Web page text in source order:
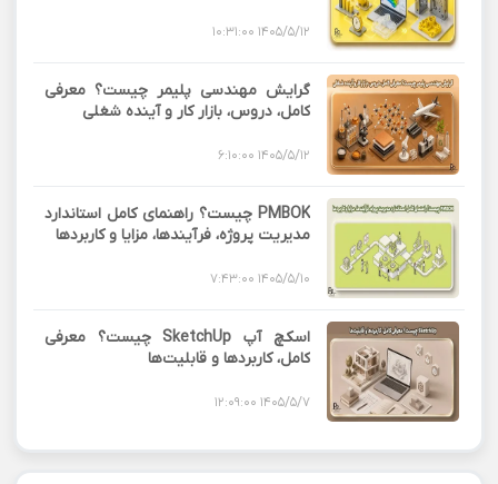
1405/5/12 10:31:00
گرایش مهندسی پلیمر چیست؟ معرفی
کامل، دروس، بازار کار و آینده شغلی
1405/5/12 6:10:00
PMBOK چیست؟ راهنمای کامل استاندارد
مدیریت پروژه، فرآیندها، مزایا و کاربردها
1405/5/10 7:43:00
اسکچ آپ SketchUp چیست؟ معرفی
کامل، کاربردها و قابلیت‌ها
1405/5/7 12:09:00